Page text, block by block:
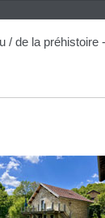
/ de la